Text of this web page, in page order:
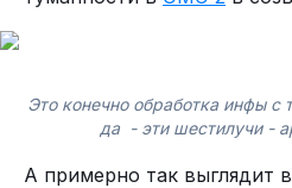
Это конечно обработка инфы с
да - эти шестилучи -
А примерно так выглядит